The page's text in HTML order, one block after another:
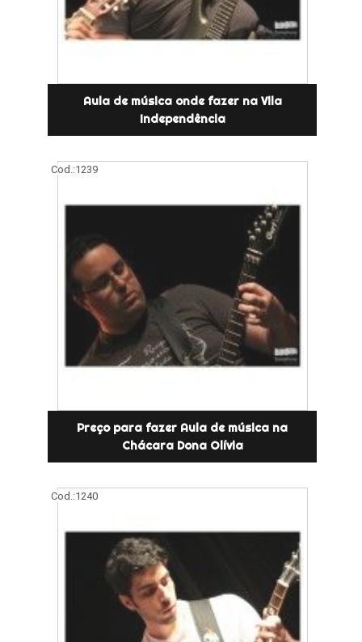
Aula de música onde fazer na Vila
Independência
Cod.:1239
Preço para fazer Aula de música na
Chácara Dona Olívia
Cod.:1240